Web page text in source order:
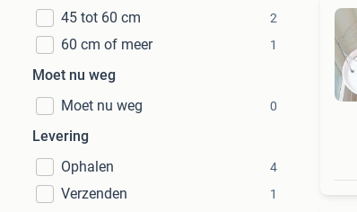
45 tot 60 cm 2
60 cm of meer 1
Moet nu weg
Moet nu weg
0
Levering
Ophalen
4
Verzenden 1